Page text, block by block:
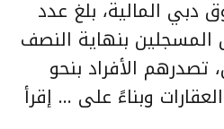
دبي المالية، بلغ عدد
المسجلين بنهاية النصف
تصدرهم الأفراد بنحو
إقرأ